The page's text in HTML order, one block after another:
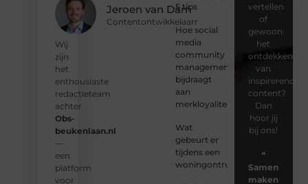
Jeroen van Dam
Contentontwikkelaarr
Wij
zijn
het
enthousiaste
redactieteam
achter
Obs-
beukenlaan.nl
—
een
platform
voor
5 tips
Hoe social
media
community
management
bijdraagt
aan
merkloyaliteit
Wat
gebeurt er
tijdens een
woningontruiming?
vertellen
of
gewoon
het
ontdekken
van
inspirerende
content?
Dan
hoor jij
bij ons!
❝
Samen
maken